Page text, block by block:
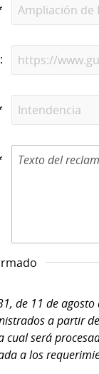
de 11 de
a partir
cual será
a los